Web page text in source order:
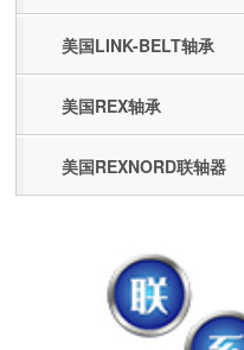
美国LINK-BELT轴承
美国REX轴承
美国REXNORD联轴器